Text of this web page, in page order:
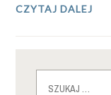
CZYTAJ DALEJ
1.